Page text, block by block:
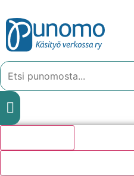
Mene
sisältöön
Search